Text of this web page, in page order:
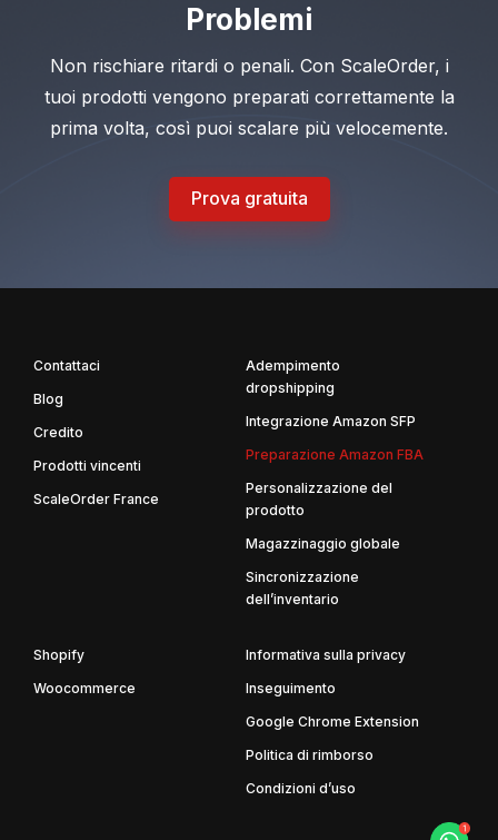
Problemi
Non rischiare ritardi o penali. Con ScaleOrder, i
tuoi prodotti vengono preparati correttamente la
prima volta, così puoi scalare più velocemente.
Prova gratuita
Contattaci
Blog
Credito
Prodotti vincenti
ScaleOrder France
Adempimento
dropshipping
Integrazione Amazon SFP
Preparazione Amazon FBA
Personalizzazione del
prodotto
Magazzinaggio globale
Sincronizzazione
dell’inventario
Shopify
Woocommerce
Informativa sulla privacy
Inseguimento
Google Chrome Extension
Politica di rimborso
Condizioni d’uso